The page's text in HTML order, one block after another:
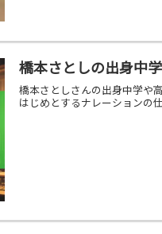
橋本さとしの出身中
橋本さとしさんの出身中学や
はじめとするナレーションの